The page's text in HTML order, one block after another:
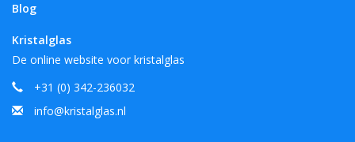
Blog
Kristalglas
De online website voor kristalglas
+31 (0) 342-236032
info@kristalglas.nl